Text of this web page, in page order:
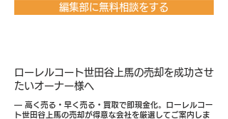
編集部に無料相談をする
ローレルコート世田谷上馬の売却を成功させ
たいオーナー様へ
― 高く売る・早く売る・買取で即現金化。ローレルコー
ト世田谷上馬の売却が得意な会社を厳選してご案内しま